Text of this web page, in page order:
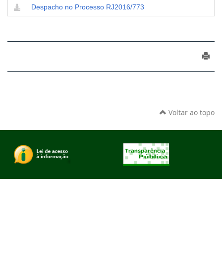
Despacho no Processo RJ2016/773
Voltar ao topo